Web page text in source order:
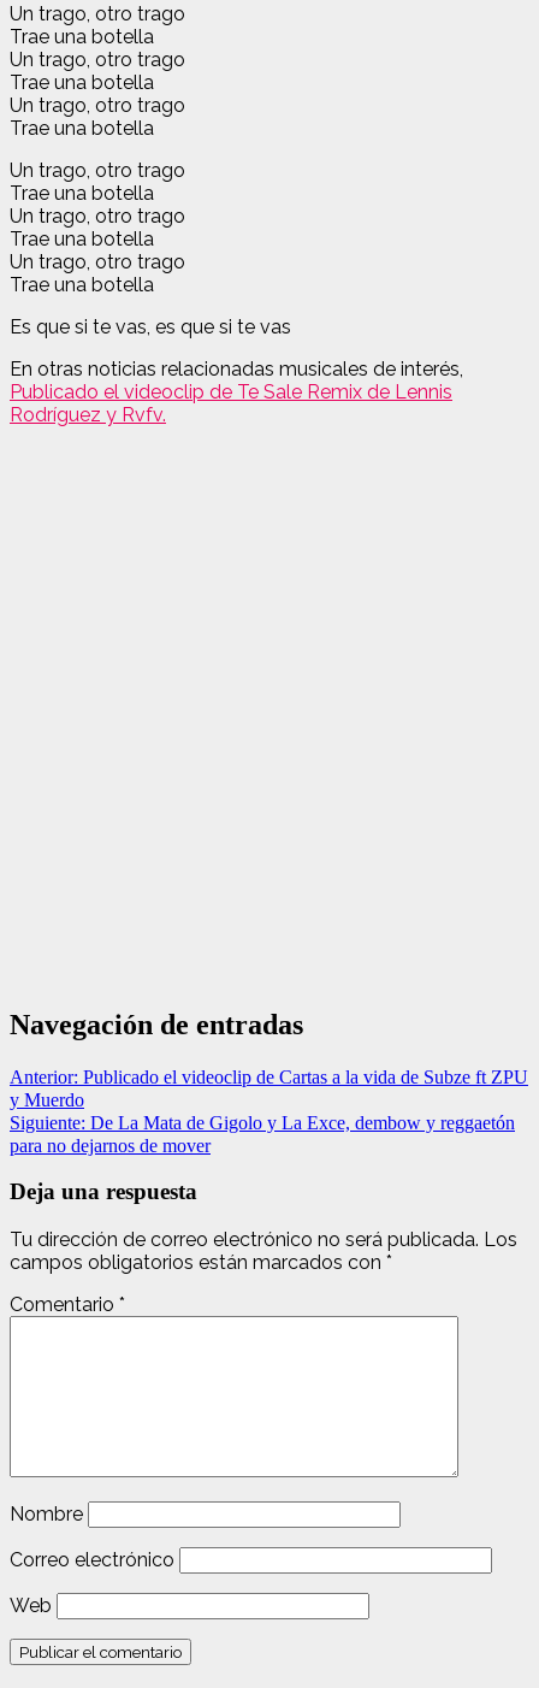
Un trago, otro trago
Trae una botella
Un trago, otro trago
Trae una botella
Un trago, otro trago
Trae una botella
Un trago, otro trago
Trae una botella
Un trago, otro trago
Trae una botella
Un trago, otro trago
Trae una botella
Es que si te vas, es que si te vas
En otras noticias relacionadas musicales de interés,
Publicado el videoclip de Te Sale Remix de Lennis
Rodríguez y Rvfv.
Navegación de entradas
Anterior: Publicado el videoclip de Cartas a la vida de Subze ft ZPU
y Muerdo
Siguiente: De La Mata de Gigolo y La Exce, dembow y reggaetón
para no dejarnos de mover
Deja una respuesta
Tu dirección de correo electrónico no será publicada. Los
campos obligatorios están marcados con *
Comentario *
Nombre
Correo electrónico
Web